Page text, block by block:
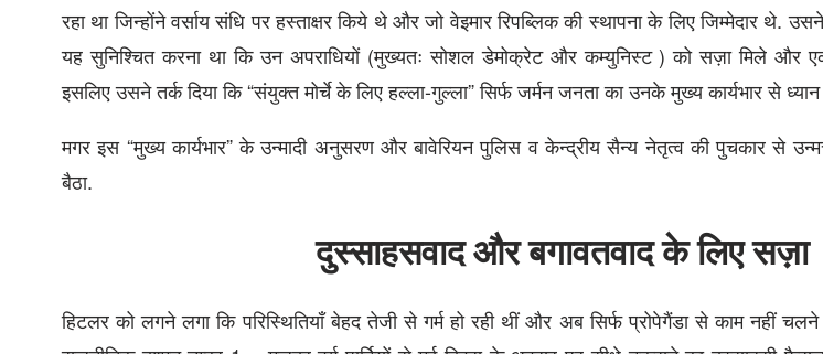
रहा था जिन्होंने वर्साय संधि पर हस्ताक्षर किये थे और जो वेइमार रिपब्लिक की स्थापना के लिए जिम्मेदार थे.
यह सुनिश्चित करना था कि उन अपराधियों (मुख्यतः सोशल डेमोक्रेट और कम्युनिस्ट ) को सज़ा मिले और एक
इसलिए उसने तर्क दिया कि “संयुक्त मोर्चे के लिए हल्ला-गुल्ला” सिर्फ जर्मन जनता का उनके मुख्य कार्यभार से
मगर इस “मुख्य कार्यभार” के उन्मादी अनुसरण और बावेरियन पुलिस व केन्द्रीय सैन्य नेतृत्व की पुचकार से
बैठा.
दुस्साहसवाद और बगावतवाद के लिए सज़ा
हिटलर को लगने लगा कि परिस्थितियाँ बेहद तेजी से गर्म हो रही थीं और अब सिर्फ प्रोपेगैंडा से काम नहीं